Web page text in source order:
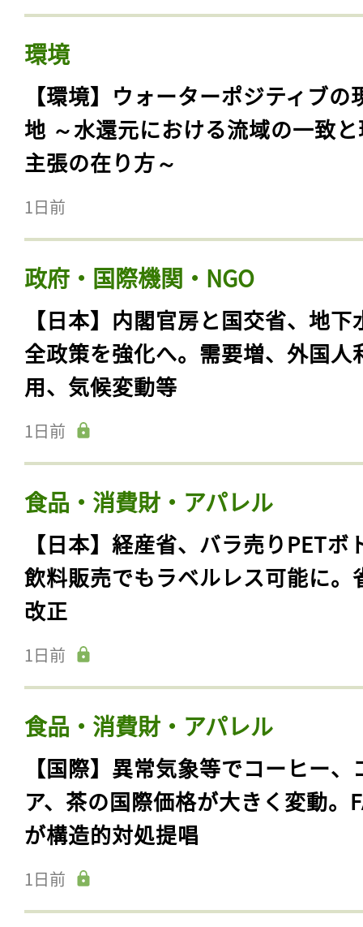
環境
【環境】ウォーターポジティブの
地 ～水還元における流域の一致
主張の在り方～
1日前
政府・国際機関・NGO
【日本】内閣官房と国交省、地下
全政策を強化へ。需要増、外国人
用、気候変動等
1日前
食品・消費財・アパレル
【日本】経産省、バラ売りPETボ
飲料販売でもラベルレス可能に。
改正
1日前
食品・消費財・アパレル
【国際】異常気象等でコーヒー、
ア、茶の国際価格が大きく変動。
が構造的対処提唱
1日前